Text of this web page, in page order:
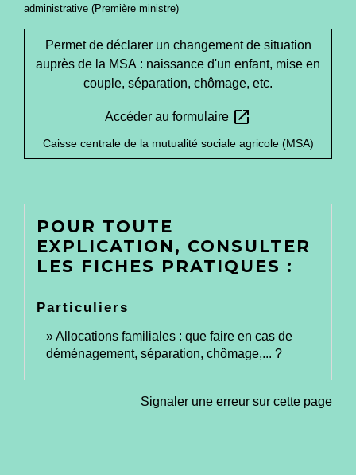
administrative (Première ministre)
Permet de déclarer un changement de situation
auprès de la MSA : naissance d'un enfant, mise en
couple, séparation, chômage, etc.
Accéder au formulaire open_in_new
Caisse centrale de la mutualité sociale agricole (MSA)
POUR TOUTE
EXPLICATION, CONSULTER
LES FICHES PRATIQUES :
Particuliers
Allocations familiales : que faire en cas de
déménagement, séparation, chômage,... ?
Signaler une erreur sur cette page